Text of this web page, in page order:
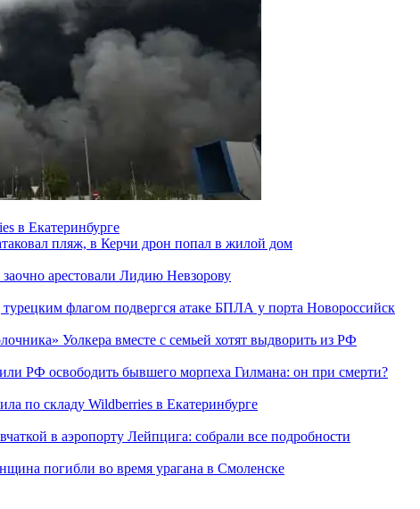
в Екатеринбурге
пляж, в Керчи дрон попал в жилой дом
арестовали Лидию Невзорову
турецким флагом подвергся атаке БПЛА у порта Новороссийск
Уолкера вместе с семьей хотят выдворить из РФ
РФ освободить бывшего морпеха Гилмана: он при смерти?
по складу Wildberries в Екатеринбурге
в аэропорту Лейпцига: собрали все подробности
погибли во время урагана в Смоленске